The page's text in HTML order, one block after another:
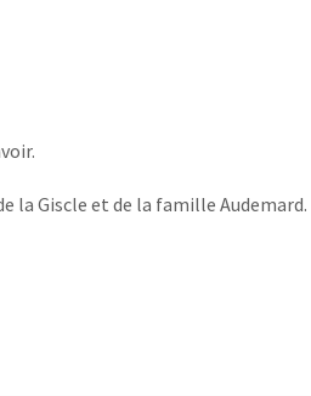
la Giscle et de la famille Audemard.